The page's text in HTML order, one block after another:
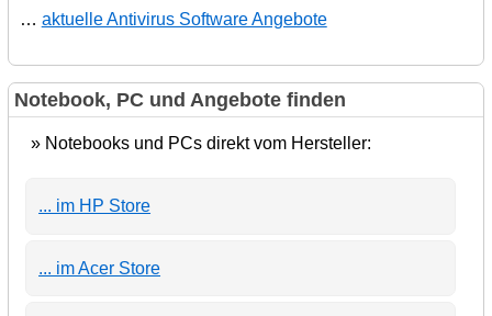
… aktuelle Antivirus Software Angebote
Notebook, PC und Angebote finden
» Notebooks und PCs direkt vom Hersteller:
... im HP Store
... im Acer Store